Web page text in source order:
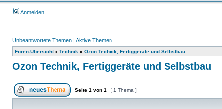
Anmelden
Unbeantwortete Themen | Aktive Themen
Foren-Übersicht» Technik » Ozon Technik, Fertiggeräte und Selbstbau
Ozon Technik, Fertiggeräte und Selbstbau
Seite 1 von 1 [ 1 Thema ]